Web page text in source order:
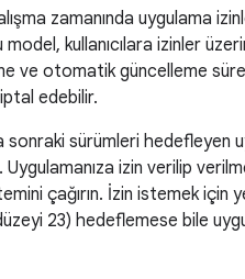
zamanında uygulama
model, kullanıcılara izinler
ve otomatik güncelleme
edebilir.
sürümleri hedefleyen
izin verilip
çağırın. İzin istemek için
23) hedeflemese bile